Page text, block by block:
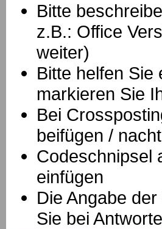
Bitte
z.B.: Office
weiter)
Bitte helfen Sie
markieren Sie
Bei
beifügen /
Codeschnipsel
einfügen
Die Angabe
Sie bei